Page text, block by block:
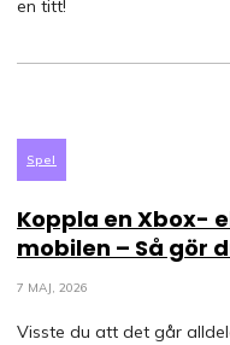
en titt!
Spel
Koppla en Xbox-
mobilen – Så gör
7 MAJ, 2026
Visste du att det går